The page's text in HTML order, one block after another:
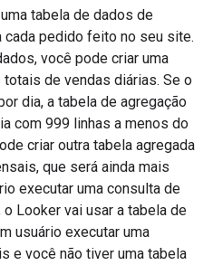
tabela de dados de
cada pedido feito no seu site.
você pode criar uma
de vendas diárias. Se o
dia, a tabela de agregação
com 999 linhas a menos do
criar outra tabela agregada
que será ainda mais
executar uma consulta de
Looker vai usar a tabela de
usuário executar uma
e você não tiver uma tabela